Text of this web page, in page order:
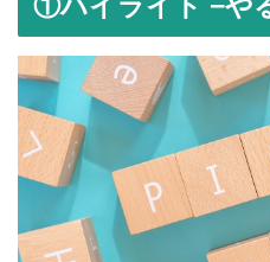
①ハイライト −や